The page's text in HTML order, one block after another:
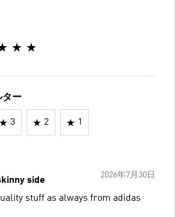
ター
3 2 1
2026年7月30日
side
stuff as always from adidas